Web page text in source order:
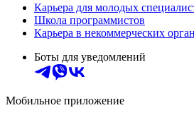
Карьера для молодых
Школа программистов
Карьера в некоммерческих
Боты для уведомлений
Мобильное приложение